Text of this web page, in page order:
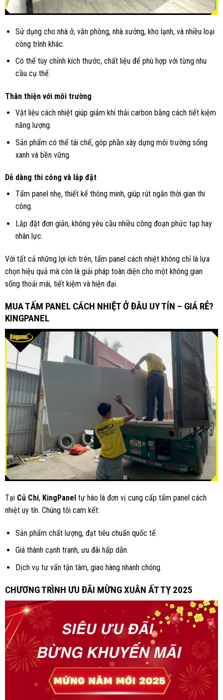
Sử dụng cho nhà ở, văn phòng, nhà xưởng, kho lạnh, và nhiều loại
công trình khác.
Có thể tùy chỉnh kích thước, chất liệu để phù hợp với từng nhu
cầu cụ thể.
Thân thiện với môi trường
Vật liệu cách nhiệt giúp giảm khí thải carbon bằng cách tiết kiệm
năng lượng.
Sản phẩm có thể tái chế, góp phần xây dựng môi trường sống
xanh và bền vững.
Dễ dàng thi công và lắp đặt
Tấm panel nhẹ, thiết kế thông minh, giúp rút ngắn thời gian thi
công.
Lắp đặt đơn giản, không yêu cầu nhiều công đoạn phức tạp hay
nhân lực.
Với tất cả những lợi ích trên, tấm panel cách nhiệt không chỉ là lựa
chọn hiệu quả mà còn là giải pháp toàn diện cho một không gian
sống thoải mái, tiết kiệm và hiện đại.
MUA TẤM PANEL CÁCH NHIỆT Ở ĐÂU UY TÍN – GIÁ RẺ?
KINGPANEL
Tại Củ Chi, KingPanel tự hào là đơn vị cung cấp tấm panel cách
nhiệt uy tín. Chúng tôi cam kết:
Sản phẩm chất lượng, đạt tiêu chuẩn quốc tế.
Giá thành cạnh tranh, ưu đãi hấp dẫn.
Dịch vụ tư vấn tận tâm, giao hàng nhanh chóng.
CHƯƠNG TRÌNH ƯU ĐÃI MỪNG XUÂN ẤT TỴ 2025